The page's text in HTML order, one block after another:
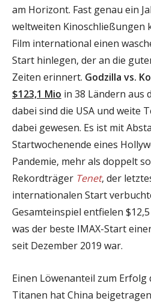
am Horizont. Fast genau ein
weltweiten Kinoschließungen
Film international einen
Start hinlegen, der an die
Zeiten erinnert. Godzilla vs.
$123,1 Mio in 38 Ländern aus
dabei sind die USA und weite
dabei gewesen. Es ist mit
Startwochenende eines
Pandemie, mehr als doppelt
Rekordträger Tenet, der
internationalen Start
Gesamteinspiel entfielen
was der beste IMAX-Start
seit Dezember 2019 war.
Einen Löwenanteil zum Erfolg
Titanen hat China